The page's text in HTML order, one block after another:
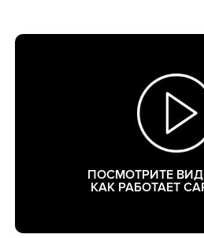
ПОСМОТРИТЕ
КАК РАБОТАЕТ